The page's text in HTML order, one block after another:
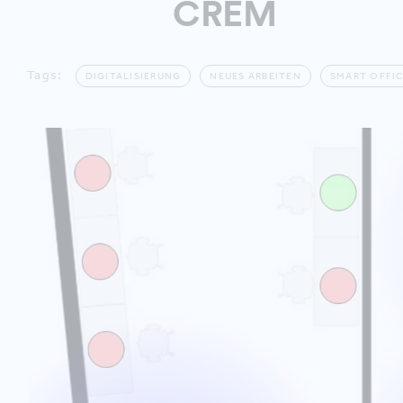
CREM
Tags: DIGITALISIERUNG NEUES ARBEITEN SMART